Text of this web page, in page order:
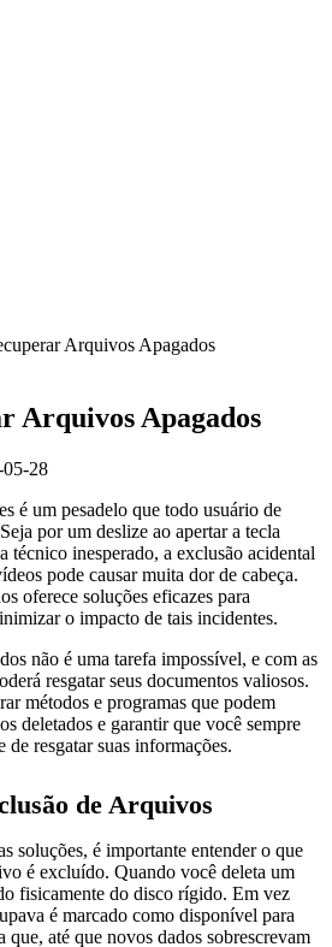
Arquivos Apagados
Arquivos Apagados
05-28
é um pesadelo que todo usuário de
por um deslize ao apertar a tecla
técnico inesperado, a exclusão acidental
pode causar muita dor de cabeça.
oferece soluções eficazes para
o impacto de tais incidentes.
não é uma tarefa impossível, e com as
resgatar seus documentos valiosos.
métodos e programas que podem
deletados e garantir que você sempre
de resgatar suas informações.
de Arquivos
soluções, é importante entender o que
é excluído. Quando você deleta um
fisicamente do disco rígido. Em vez
é marcado como disponível para
até que novos dados sobrescrevam